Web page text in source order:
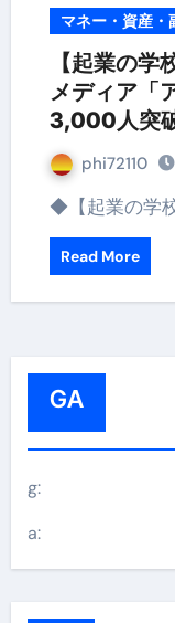
マネー・資産・
【起業の
メディア「
3,000人突
phi72110
◆【起業の
Read More
GA
g:
a: